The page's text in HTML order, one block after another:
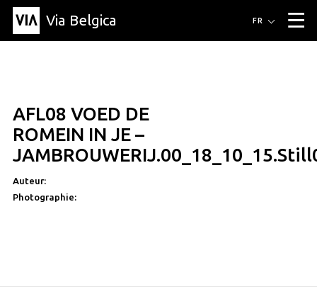
Via Belgica ▼
Article
Éducation
Recette
Amis
À propos de Via Belgica
À propos de via belgica
Recherche
Éducation
Amis
Le guide
Organisation ▼
FR
AFL08 VOED DE
ROMEIN IN JE –
Auteur:
Photographie: